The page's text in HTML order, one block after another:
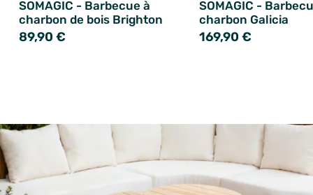
SOMAGIC - Barbecue à
charbon de bois Brighton
89,90 €
SOMAGIC -
charbon Galicia
169,90 €